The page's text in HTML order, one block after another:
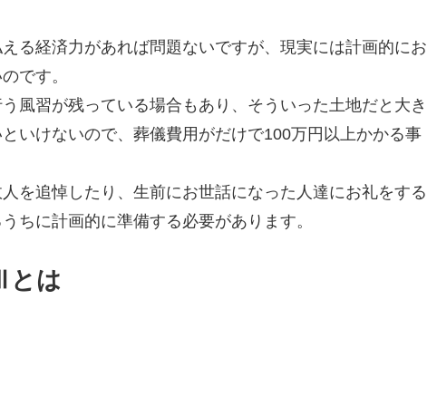
る経済力があれば問題ないですが、現実には計画的にお
です。
風習が残っている場合もあり、そういった土地だと大き
いけないので、葬儀費用がだけで100万円以上かかる事
を追悼したり、生前にお世話になった人達にお礼をする
ちに計画的に準備する必要があります。
とは